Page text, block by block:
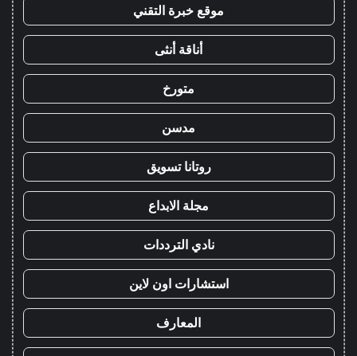
موقع خبرة التقني
أناقة أنثى
متورخ
مدسن
روتانا تسويق
مجلة الابداع
نادي الترددات
استشارات اون لاين
المعارف